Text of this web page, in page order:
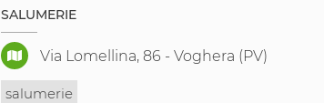
SALUMERIE
Via Lomellina, 86 - Voghera (PV)
salumerie